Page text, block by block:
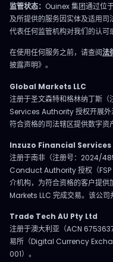
监管状态： Ouinex 集团通过位
及所提供的服务因实体及适用
代表任何监管机构对我们的认可
在使用任何服务之前，请查阅法
披露声明》。
Global Markets LLC
注册于圣文森特和格林纳丁斯
Services Authority 授权开展外
符合资格的司法辖区提供数字资
Inzuzo Financial
注册于南非（注册号：2024/
Conduct Authority 授权（FSP
介机构，为符合资格的客户提
Markets LLC 完成交易。该公司
Trade Tech AU Pty Ltd
注册于澳大利亚（ACN
易所（Digital Currency
001）。